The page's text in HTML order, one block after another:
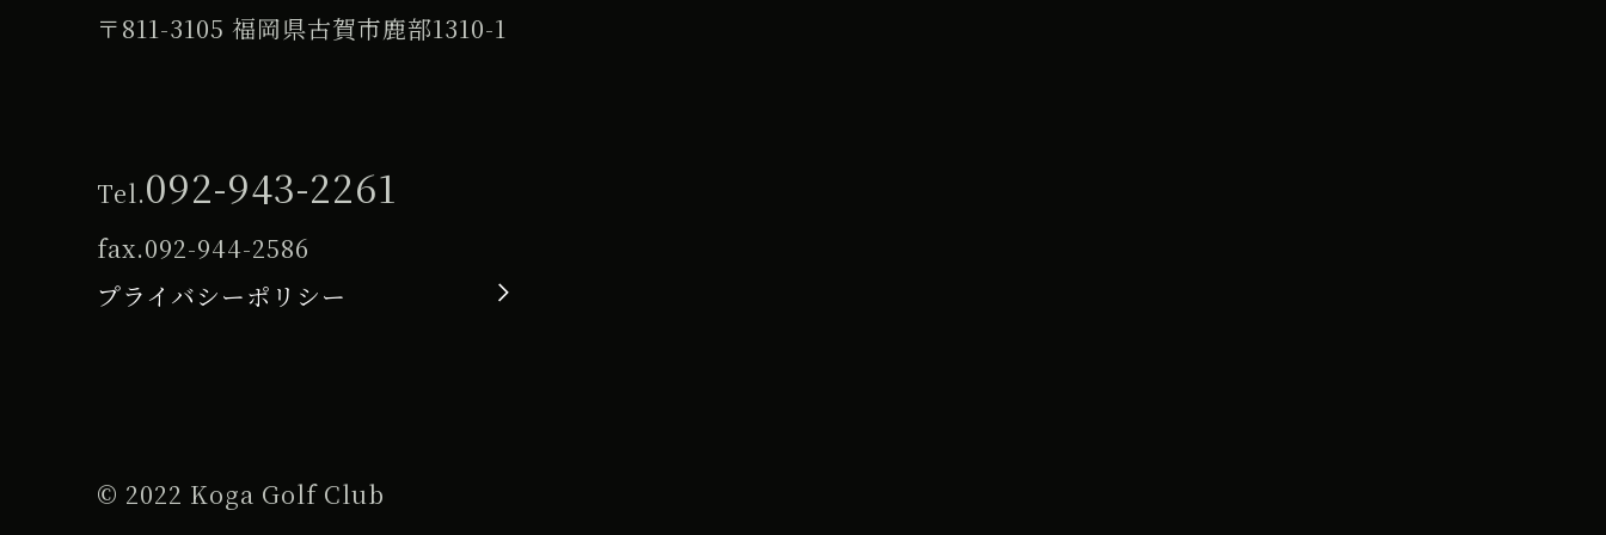
〒811-3105 福岡県古賀市鹿部1310-1
Tel.092-943-2261
fax.092-944-2586
プライバシーポリシー
© 2022 Koga Golf Club